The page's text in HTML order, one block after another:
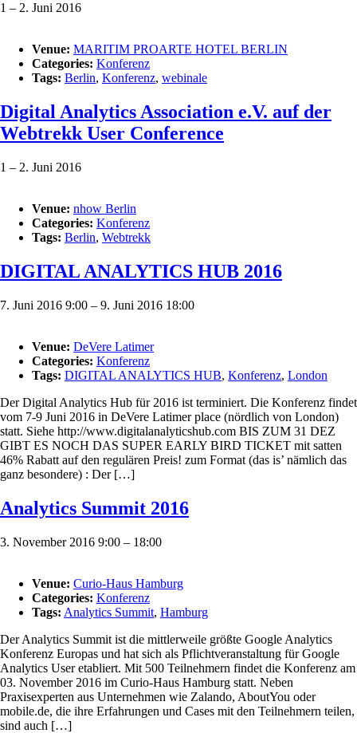
1 – 2. Juni 2016
Venue: MARITIM PROARTE HOTEL BERLIN
Categories: Konferenz
Tags: Berlin, Konferenz, webinale
Digital Analytics Association e.V. auf der
Webtrekk User Conference
1 – 2. Juni 2016
Venue: nhow Berlin
Categories: Konferenz
Tags: Berlin, Webtrekk
DIGITAL ANALYTICS HUB 2016
7. Juni 2016 9:00 – 9. Juni 2016 18:00
Venue: DeVere Latimer
Categories: Konferenz
Tags: DIGITAL ANALYTICS HUB, Konferenz, London
Der Digital Analytics Hub für 2016 ist terminiert. Die Konferenz findet
vom 7-9 Juni 2016 in DeVere Latimer place (nördlich von London)
statt. Siehe http://www.digitalanalyticshub.com BIS ZUM 31 DEZ
GIBT ES NOCH DAS SUPER EARLY BIRD TICKET mit satten
46% Rabatt auf den regulären Preis! zum Format (das is’ nämlich das
ganz besondere) : Der […]
Analytics Summit 2016
3. November 2016 9:00 – 18:00
Venue: Curio-Haus Hamburg
Categories: Konferenz
Tags: Analytics Summit, Hamburg
Der Analytics Summit ist die mittlerweile größte Google Analytics
Konferenz Europas und hat sich als Pflichtveranstaltung für Google
Analytics User etabliert. Mit 500 Teilnehmern findet die Konferenz am
03. November 2016 im Curio-Haus Hamburg statt. Neben
Praxisexperten aus Unternehmen wie Zalando, AboutYou oder
mobile.de, die ihre Erfahrungen und Cases mit den Teilnehmern teilen,
sind auch […]